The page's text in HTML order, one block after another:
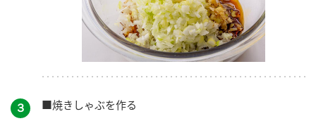
３ ■焼きしゃぶを作る